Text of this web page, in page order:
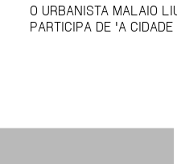
O URBANISTA MALAIO
PARTICIPA DE 'A